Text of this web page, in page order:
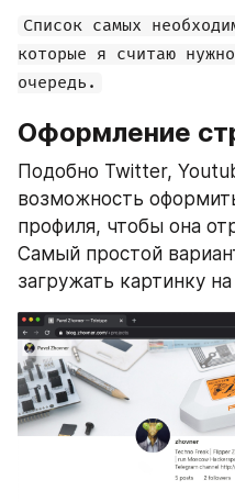
Список самых
которые я считаю
очередь.
Оформление
Подобно Twitter,
возможность
профиля, чтобы она
Самый простой
загружать картинку